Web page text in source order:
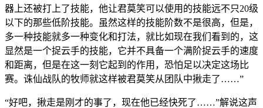
器上还被打上了技能，他让君莫笑可以使用的技能远不只20级
以下的那些低阶技能。虽然这样的技能阶数不是很高，但是，
多一种技能就多一种变化和打法，就比如现在我们看到的，这
显然是一个捉云手的技能，它并不具备一个满阶捉云手的速度
和距离，但是在这一刻它起到的作用，恐怕足以决定这场比
赛。诛仙战队的牧师就这样被君莫笑从团队中揪走了……”
“好吧，揪走是刚才的事了，现在他已经快死了……”解说这声